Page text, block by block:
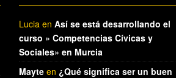
Lucia en Así se está desarrollando el
curso » Competencias Cívicas y
Sociales» en Murcia
Mayteen ¿Qué significa ser un buen